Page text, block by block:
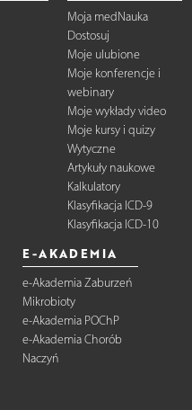
Moja medNauka
Dostosuj
Moje ulubione
Moje konferencje i
webinary
Moje wykłady video
Moje kursy i quizy
Wytyczne
Artykuły naukowe
Kalkulatory
Klasyfikacja ICD-9
Klasyfikacja ICD-10
E-AKADEMIA
e-Akademia Zaburzeń
Mikrobioty
e-Akademia POChP
e-Akademia Chorób
Naczyń